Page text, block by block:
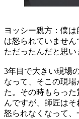
ヨッシー親方：僕
は怒られていませ
ただったんだと思い
3年目で大きい現場
なって、そこの現
た。その時もらっ
んですが、師匠は
怒られなくなって